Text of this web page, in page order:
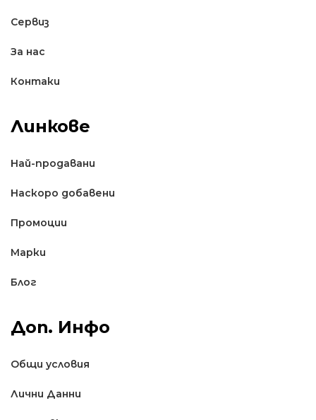
Сервиз
За нас
Контаки
Линкове
Най-продавани
Наскоро добавени
Промоции
Марки
Блог
Доп. Инфо
Общи условия
Лични Данни